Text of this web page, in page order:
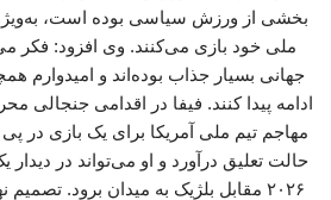
بخشی از ورزش سیاسی بوده است، به‌ویژه
ملی خود بازی می‌کنند. وی افزود: فکر
جهانی بسیار جذاب بوده‌اند و امیدوارم
ادامه پیدا کنند. فیفا در اقدامی جنجالی
مهاجم تیم ملی آمریکا برای یک بازی در
حالت تعلیق درآورد و او می‌تواند در
۲۰۲۶ مقابل بلژیک به میدان برود.